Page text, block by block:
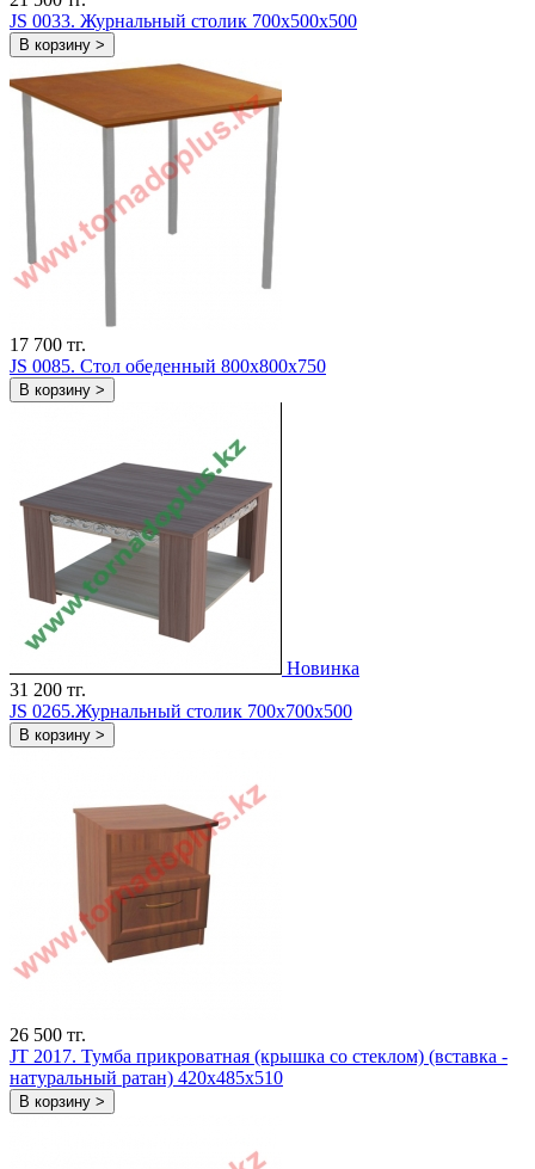
JS 0033. Журнальный столик 700х500х500
В корзину >
17 700 тг.
JS 0085. Стол обеденный 800х800х750
В корзину >
Новинка
31 200 тг.
JS 0265.Журнальный столик 700х700х500
В корзину >
26 500 тг.
JT 2017. Тумба прикроватная (крышка со стеклом) (вставка -
натуральный ратан) 420х485х510
В корзину >